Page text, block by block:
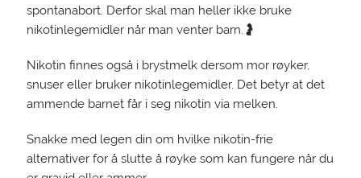
spontanabort. Derfor skal man heller ikke bruke
nikotinlegemidler når man venter barn.🤰
Nikotin finnes også i brystmelk dersom mor røyker,
snuser eller bruker nikotinlegemidler. Det betyr at det
ammende barnet får i seg nikotin via melken.
Snakke med legen din om hvilke nikotin-frie
alternativer for å slutte å røyke som kan fungere når du